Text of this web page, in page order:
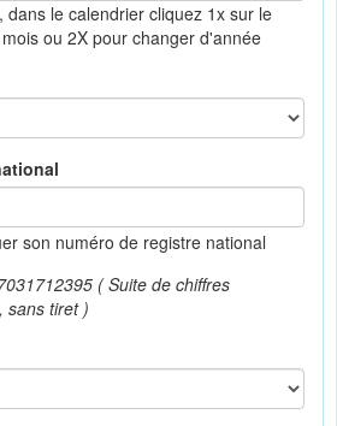
dans le calendrier cliquez 1x sur le
ou 2X pour changer d'année
son numéro de registre national
( Suite de chiffres
sans tiret )